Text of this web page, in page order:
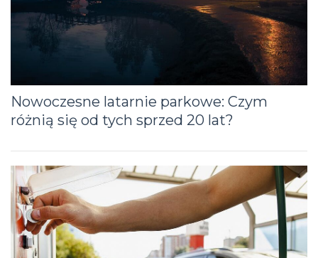
Nowoczesne latarnie parkowe: Czym
różnią się od tych sprzed 20 lat?